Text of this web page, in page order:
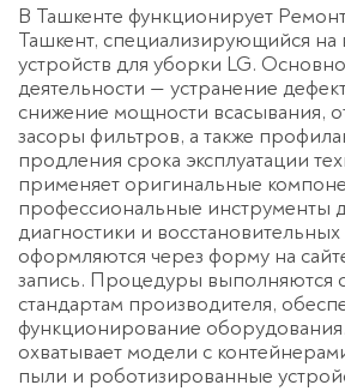
В Ташкенте функционирует
Ташкент, специализирующийся на
устройств для уборки LG.
деятельности — устранение
снижение мощности всасывания,
засоры фильтров, а также
продления срока эксплуатации
применяет оригинальные
профессиональные инструменты
диагностики и
оформляются через форму на
запись. Процедуры выполняются
стандартам производителя,
функционирование
охватывает модели с
пыли и роботизированные